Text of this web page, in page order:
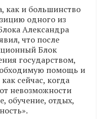
как и большинство
одного из
Александра
что после
Блок
государством,
помощь и
сейчас, когда
невозможности
обучение, отдых,